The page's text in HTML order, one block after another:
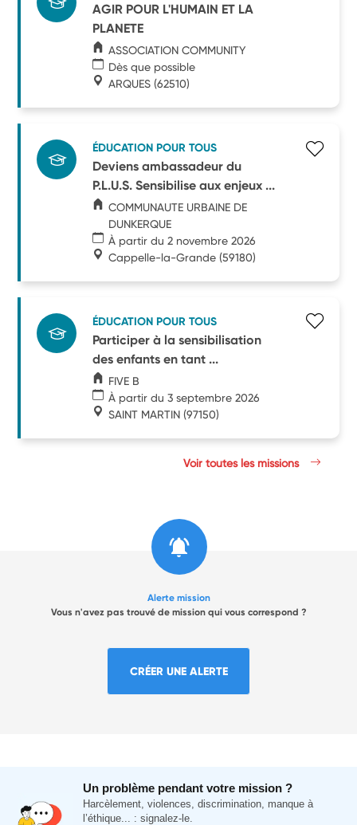
AGIR POUR L'HUMAIN ET LA
PLANETE
ASSOCIATION COMMUNITY
Dès que possible
ARQUES (62510)
ÉDUCATION POUR TOUS
Deviens ambassadeur du
P.L.U.S. Sensibilise aux enjeux ...
COMMUNAUTE URBAINE DE
DUNKERQUE
À partir du 2 novembre 2026
Cappelle-la-Grande (59180)
ÉDUCATION POUR TOUS
Participer à la sensibilisation
des enfants en tant ...
FIVE B
À partir du 3 septembre 2026
SAINT MARTIN (97150)
Voir toutes les missions
Alerte mission
Vous n'avez pas trouvé de mission qui vous correspond ?
CRÉER UNE ALERTE
Un problème pendant votre mission ?
Harcèlement, violences, discrimination, manque à
l’éthique... : signalez-le.